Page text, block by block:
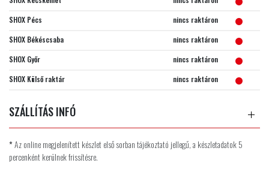
SHOX Pécs
nincs raktáron
SHOX Békéscsaba
nincs raktáron
SHOX Győr
nincs raktáron
SHOX Külső raktár
nincs raktáron
SZÁLLÍTÁS INFÓ
*Az online megjelenített készlet első sorban tájékoztató jellegű, a készletadatok 5
percenként kerülnek frissítésre.